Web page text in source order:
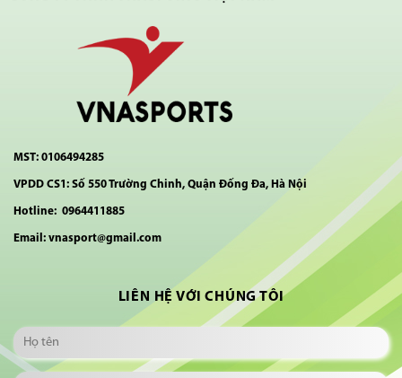
MST: 0106494285
VPDD CS1: Số 550 Trường Chinh, Quận Đống Đa, Hà Nội
Hotline: 0964411885
Email: vnasport@gmail.com
LIÊN HỆ VỚI CHÚNG TÔI